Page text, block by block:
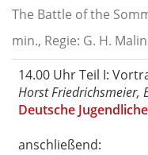
The Battle of the
min., Regie: G. H.
14.00 Uhr Teil I:
Horst Friedrichsmeier,
Deutsche
anschließend: